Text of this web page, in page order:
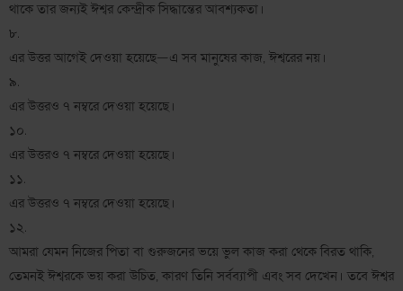
থাকে তার জন্যই ঈশ্বর কেন্দ্রীক সিদ্ধান্তের আবশ্যকতা।
৮.
এর উত্তর আগেই দেওয়া হয়েছে—এ সব মানুষের কাজ, ঈশ্বরের নয়।
৯.
এর উত্তরও ৭ নম্বরে দেওয়া হয়েছে।
১০.
এর উত্তরও ৭ নম্বরে দেওয়া হয়েছে।
১১.
এর উত্তরও ৭ নম্বরে দেওয়া হয়েছে।
১২.
আমরা যেমন নিজের পিতা বা গুরুজনের ভয়ে ভুল কাজ করা থেকে বিরত থাকি,
তেমনই ঈশ্বরকে ভয় করা উচিত, কারণ তিনি সর্বব্যাপী এবং সব দেখেন। তবে ঈশ্বর